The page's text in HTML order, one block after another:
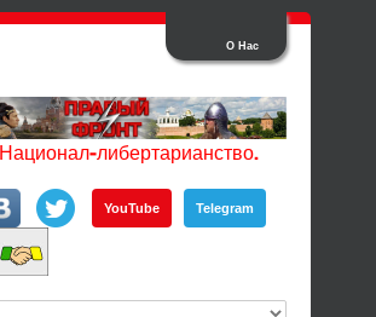
О Нас
либертарианство.
YouTube Telegram